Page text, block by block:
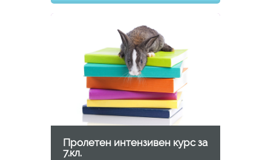
Пролетен интензивен курс за
7.кл.